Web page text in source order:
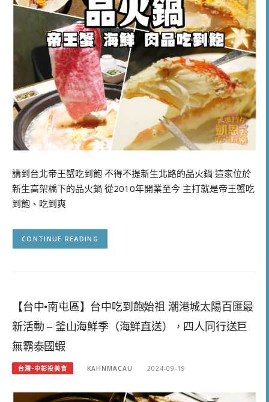
講到台北帝王蟹吃到飽 不得不提新生北路的品火鍋 這家位於
新生高架橋下的品火鍋 從2010年開業至今 主打就是帝王蟹吃
到飽、吃到爽
CONTINUE READING
【台中•南屯區】台中吃到飽始祖 潮港城太陽百匯最
新活動 – 釜山海鮮季（海鮮直送），四人同行送巨
無霸泰國蝦
台灣-中彰投美食 KAHNMACAU 2024-09-19